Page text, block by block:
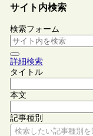
サイト内検索
検索フォーム
詳細検索
タイトル
本文
記事種別
検索したい記事種別